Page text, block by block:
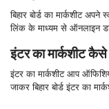
बिहार बोर्ड का मार्कशीट
लिंक के माध्यम से ऑनलाइन
इंटर का मार्कशीट
इंटर का मार्कशीट आप
जाकर बिहार बोर्ड इंटर का